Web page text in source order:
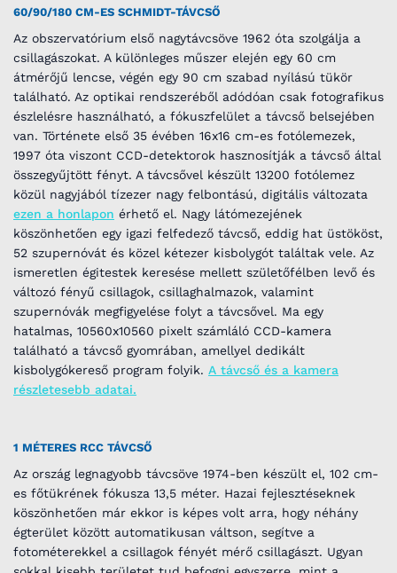
60/90/180 CM-ES SCHMIDT-TÁVCSŐ
Az obszervatórium első nagytávcsöve 1962 óta szolgálja a
csillagászokat. A különleges műszer elején egy 60 cm
átmérőjű lencse, végén egy 90 cm szabad nyílású tükör
található. Az optikai rendszeréből adódóan csak fotografikus
észlelésre használható, a fókuszfelület a távcső belsejében
van. Története első 35 évében 16x16 cm-es fotólemezek,
1997 óta viszont CCD-detektorok hasznosítják a távcső által
összegyűjtött fényt. A távcsővel készült 13200 fotólemez
közül nagyjából tízezer nagy felbontású, digitális változata
ezen a honlapon érhető el. Nagy látómezejének
köszönhetően egy igazi felfedező távcső, eddig hat üstököst,
52 szupernóvát és közel kétezer kisbolygót találtak vele. Az
ismeretlen égitestek keresése mellett születőfélben levő és
változó fényű csillagok, csillaghalmazok, valamint
szupernóvák megfigyelése folyt a távcsővel. Ma egy
hatalmas, 10560x10560 pixelt számláló CCD-kamera
található a távcső gyomrában, amellyel dedikált
kisbolygókereső program folyik. A távcső és a kamera
részletesebb adatai.
1 MÉTERES RCC TÁVCSŐ
Az ország legnagyobb távcsöve 1974-ben készült el, 102 cm-
es főtükrének fókusza 13,5 méter. Hazai fejlesztéseknek
köszönhetően már ekkor is képes volt arra, hogy néhány
égterület között automatikusan váltson, segítve a
fotométerekkel a csillagok fényét mérő csillagászt. Ugyan